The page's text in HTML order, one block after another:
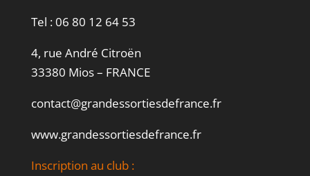
Tel :06 80 12 64 53
4, rue André Citroën
33380 Mios – FRANCE
contact@grandessortiesdefrance.fr
www.grandessortiesdefrance.fr
Inscription au club :